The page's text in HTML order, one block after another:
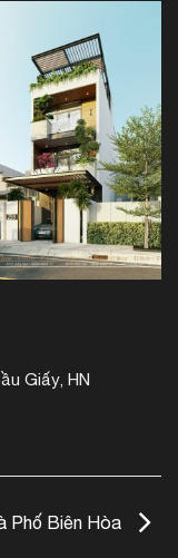
Giấy, HN
Phố Biên Hòa